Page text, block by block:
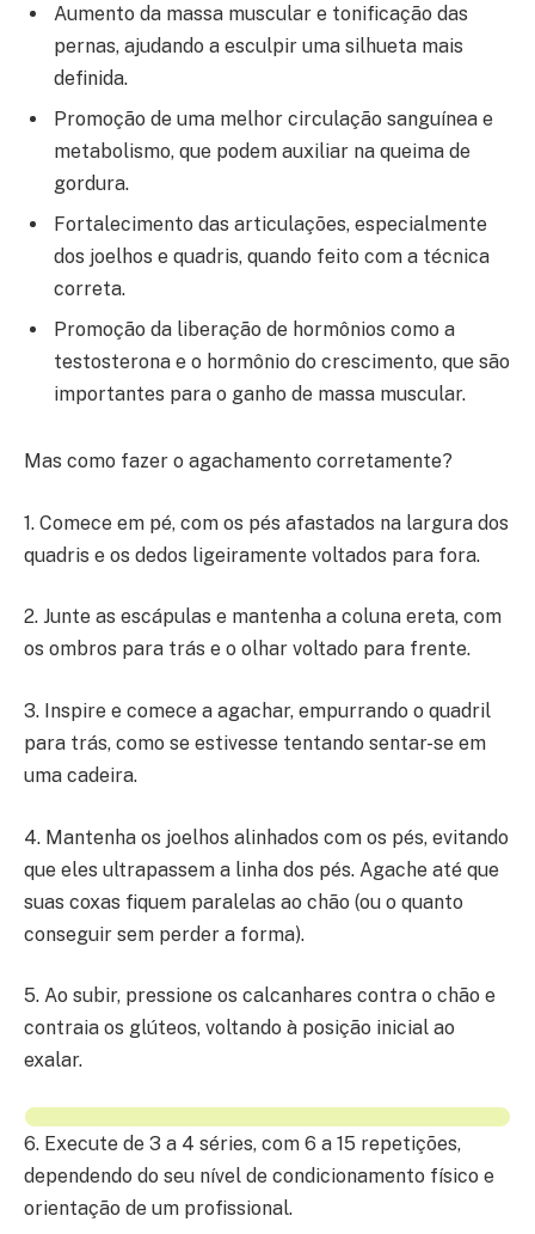
Aumento da massa muscular e tonificação das
pernas, ajudando a esculpir uma silhueta mais
definida.
Promoção de uma melhor circulação sanguínea e
metabolismo, que podem auxiliar na queima de
gordura.
Fortalecimento das articulações, especialmente
dos joelhos e quadris, quando feito com a técnica
correta.
Promoção da liberação de hormônios como a
testosterona e o hormônio do crescimento, que são
importantes para o ganho de massa muscular.
Mas como fazer o agachamento corretamente?
1. Comece em pé, com os pés afastados na largura dos
quadris e os dedos ligeiramente voltados para fora.
2. Junte as escápulas e mantenha a coluna ereta, com
os ombros para trás e o olhar voltado para frente.
3. Inspire e comece a agachar, empurrando o quadril
para trás, como se estivesse tentando sentar-se em
uma cadeira.
4. Mantenha os joelhos alinhados com os pés, evitando
que eles ultrapassem a linha dos pés. Agache até que
suas coxas fiquem paralelas ao chão (ou o quanto
conseguir sem perder a forma).
5. Ao subir, pressione os calcanhares contra o chão e
contraia os glúteos, voltando à posição inicial ao
exalar.
6. Execute de 3 a 4 séries, com 6 a 15 repetições,
dependendo do seu nível de condicionamento físico e
orientação de um profissional.